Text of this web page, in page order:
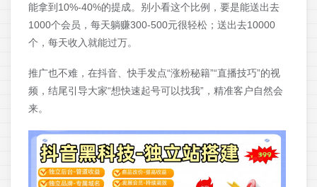
能拿到10%-40%的提成。别小看这个比例，要是能送出去
1000个会员，每天躺赚300-500元很轻松；送出去10000
个，每天收入就能过万。
推广也不难，在抖音、快手发点“涨粉秘籍”“直播技巧”的视
频，结尾引导大家“想快速起号可以找我”，精准客户自然会
来。